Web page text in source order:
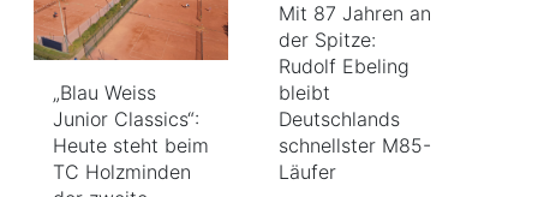
„Blau Weiss
Junior Classics“:
Heute steht beim
TC Holzminden
Mit 87 Jahren an
der Spitze:
Rudolf Ebeling
bleibt
Deutschlands
schnellster M85-
Läufer